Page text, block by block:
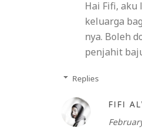
Hai Fifi,
keluarga
nya. Boleh
penjahit
Replies
FIFI